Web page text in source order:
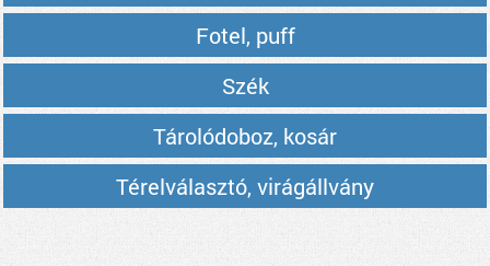
Fotel, puff
Szék
Tárolódoboz, kosár
Térelválasztó, virágállvány